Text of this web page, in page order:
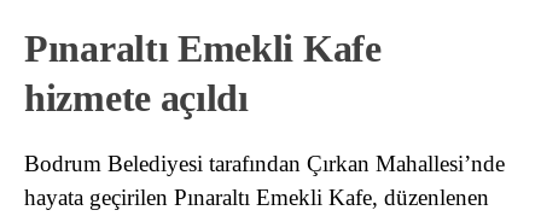
Pınaraltı Emekli Kafe
hizmete açıldı
Bodrum Belediyesi tarafından Çırkan Mahallesi’nde
hayata geçirilen Pınaraltı Emekli Kafe, düzenlenen